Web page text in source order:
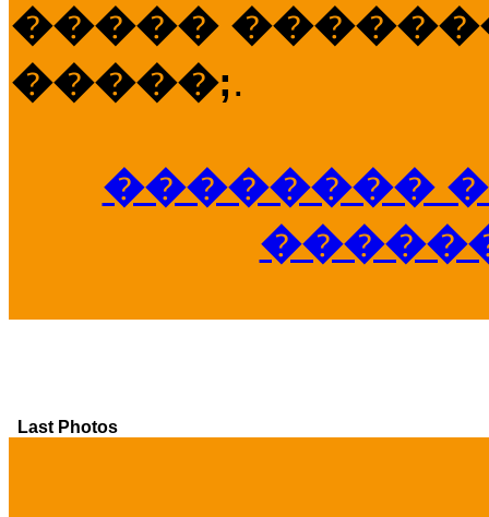
�����
�����;.
��������
Last Photos